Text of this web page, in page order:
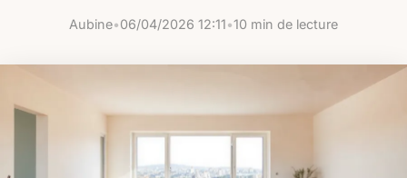
Aubine•06/04/2026 12:11•10 min de lecture